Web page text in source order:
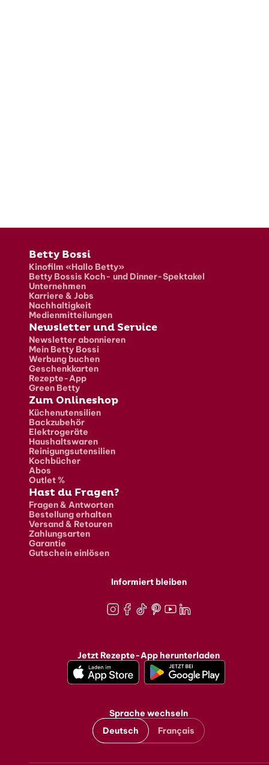
Fusszeile
Betty Bossi
Kinofilm «Hallo Betty»
Betty Bossis Koch- und Dinner-Spektakel
Unternehmen
Karriere & Jobs
Nachhaltigkeit
Medienmitteilungen
Newsletter und Service
Newsletter abonnieren
Mein Betty Bossi
Werbung buchen
Geschenkkarten
Rezepte-App
Green Betty
Zum Onlineshop
Küchenutensilien
Backzubehör
Elektrogeräte
Haushaltswaren
Reinigungsutensilien
Kochbücher
Abos
Outlet %
Hast du Fragen?
Fragen & Antworten
Bestellung erhalten
Versand & Retouren
Zahlungsarten
Garantie
Gutschein einlösen
Informiert bleiben
Jetzt Rezepte-App herunterladen
Sprache wechseln
Deutsch
Français